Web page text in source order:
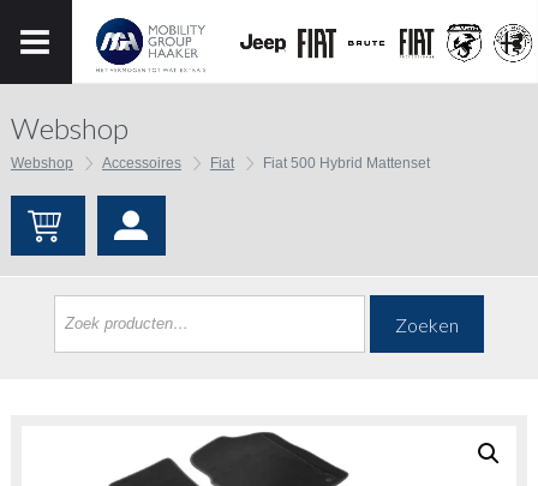
Webshop
Webshop Accessoires Fiat Fiat 500 Hybrid Mattenset
Zoeken